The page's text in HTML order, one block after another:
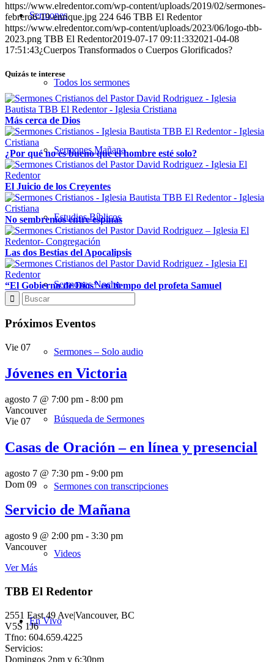
Sermones
Todos los sermones
Sermones Mañana
Estudios Bíblicos
Sermones Noche
Sermones – Solo audio
Búsqueda de Sermones
Sermones con transcripciones
Videos
En Vivo
https://www.elredentor.com/wp-content/uploads/2019/02/sermones-
febrero6-19-enrique.jpg 224 646 TBB El Redentor
https://www.elredentor.com/wp-content/uploads/2023/06/logo-tbb-
2023.png TBB El Redentor2019-07-17 09:11:332021-04-08
17:51:43¿Cuerpos Transformados o Cuerpos Glorificados?
Quizás te interese
Más cerca de Dios
¿Por qué no es bueno que el hombre esté solo?
El Juicio de los Creyentes
No sembremos entre espinas
Las dos Bestias del Apocalipsis
“El Gobierno de Dios” en tiempo del profeta Samuel
Próximos Eventos
Vie 07
Jóvenes en Victoria
agosto 7 @ 7:00 pm - 8:00 pm
Vancouver
Vie 07
Casas de Oración – en línea y presencial
agosto 7 @ 7:30 pm - 9:00 pm
Dom 09
Servicio de Mañana
agosto 9 @ 2:00 pm - 3:30 pm
Vancouver
Ver Más
TBB El Redentor
2551 East 49 Ave|Vancouver, BC
V5S 1J6
Tfno: 604.659.4225
Servicios:
Domingos 2pm y 6:30pm